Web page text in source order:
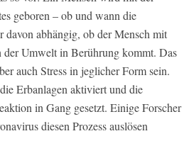
geboren – ob und wann die
davon abhängig, ob der Mensch mit
der Umwelt in Berührung kommt. Das
auch Stress in jeglicher Form sein.
Erbanlagen aktiviert und die
in Gang gesetzt. Einige Forscher
diesen Prozess auslösen